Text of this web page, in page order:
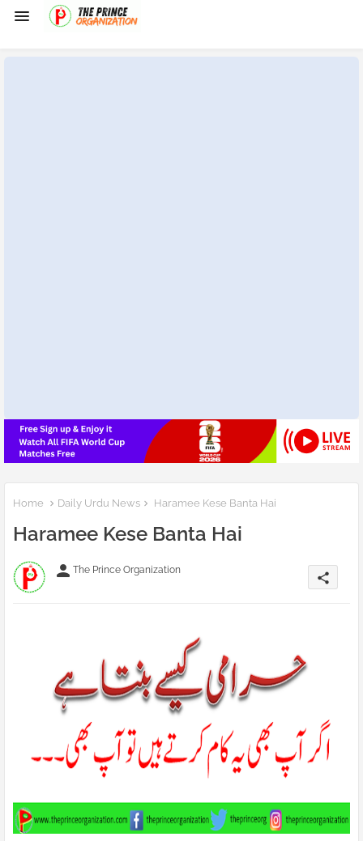
Home Daily Urdu News Haramee Kese Banta Hai
Haramee Kese Banta Hai
person The Prince Organization
share